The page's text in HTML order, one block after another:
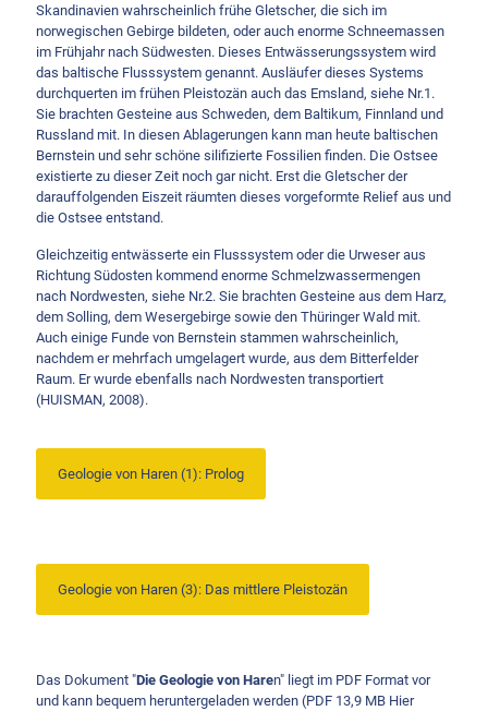
Skandinavien wahrscheinlich frühe Gletscher, die sich im
norwegischen Gebirge bildeten, oder auch enorme Schneemassen
im Frühjahr nach Südwesten. Dieses Entwässerungssystem wird
das baltische Flusssystem genannt. Ausläufer dieses Systems
durchquerten im frühen Pleistozän auch das Emsland, siehe Nr.1.
Sie brachten Gesteine aus Schweden, dem Baltikum, Finnland und
Russland mit. In diesen Ablagerungen kann man heute baltischen
Bernstein und sehr schöne silifizierte Fossilien finden. Die Ostsee
existierte zu dieser Zeit noch gar nicht. Erst die Gletscher der
darauffolgenden Eiszeit räumten dieses vorgeformte Relief aus und
die Ostsee entstand.
Gleichzeitig entwässerte ein Flusssystem oder die Urweser aus
Richtung Südosten kommend enorme Schmelzwassermengen
nach Nordwesten, siehe Nr.2. Sie brachten Gesteine aus dem Harz,
dem Solling, dem Wesergebirge sowie den Thüringer Wald mit.
Auch einige Funde von Bernstein stammen wahrscheinlich,
nachdem er mehrfach umgelagert wurde, aus dem Bitterfelder
Raum. Er wurde ebenfalls nach Nordwesten transportiert
(HUISMAN, 2008).
Geologie von Haren (1): Prolog
Geologie von Haren (3): Das mittlere Pleistozän
Das Dokument "Die Geologie von Haren" liegt im PDF Format vor
und kann bequem heruntergeladen werden (PDF 13,9 MB Hier